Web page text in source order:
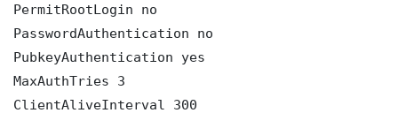
PermitRootLogin no
PasswordAuthentication no
PubkeyAuthentication yes
MaxAuthTries 3
ClientAliveInterval 300